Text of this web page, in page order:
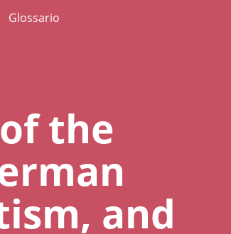
Glossario
the
and